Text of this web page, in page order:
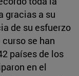
gracias a su
de su esfuerzo
se han
países de los
en el